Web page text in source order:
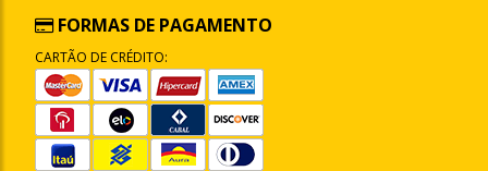
FORMAS DE PAGAMENTO
CARTÃO DE CRÉDITO: